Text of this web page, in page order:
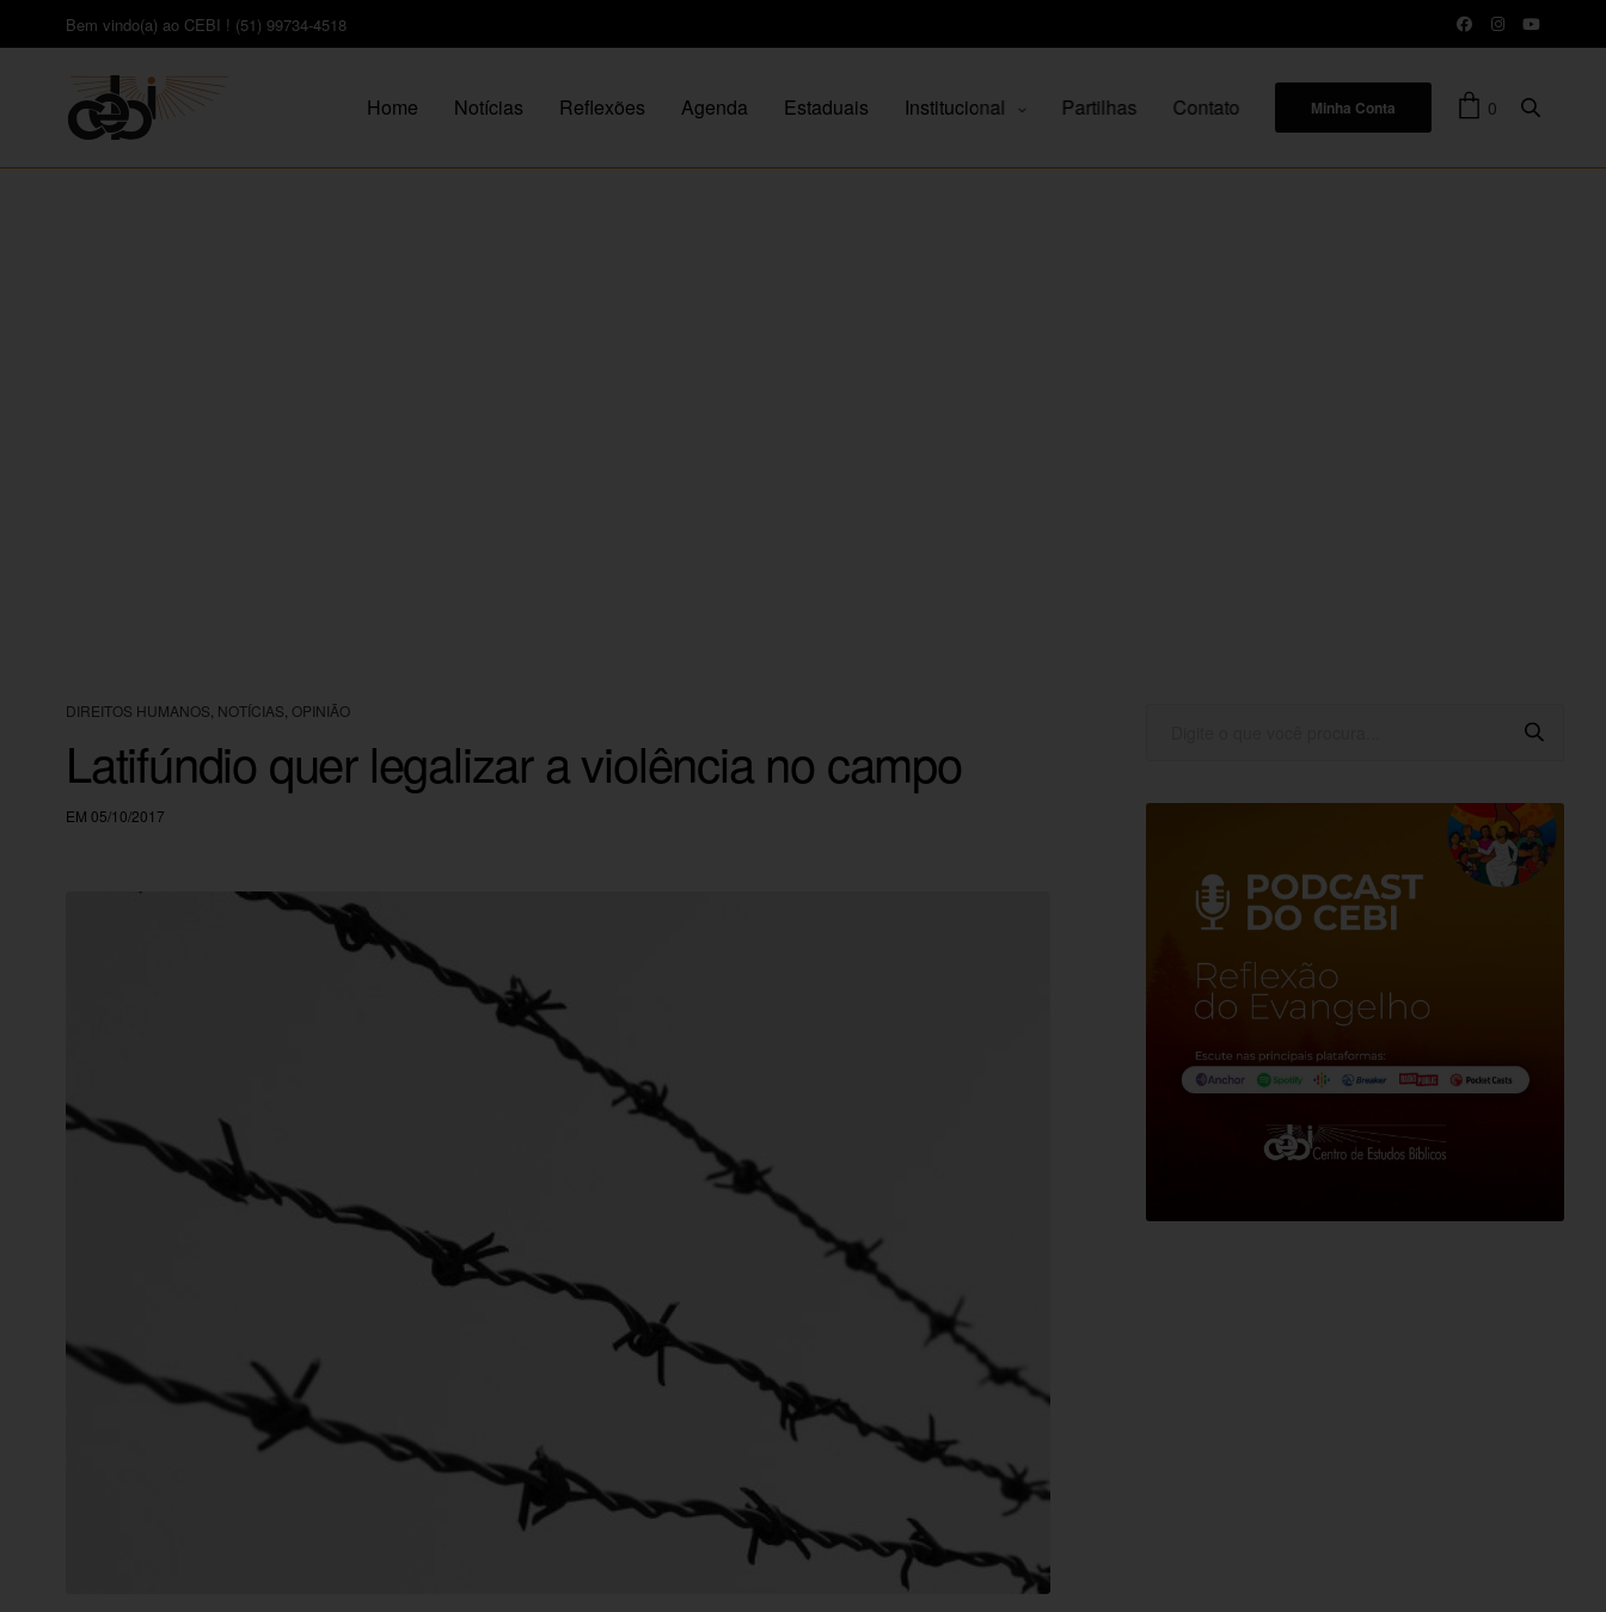
Bem vindo(a) ao CEBI ! (51) 99734-4518
Home Notícias Reflexões Agenda Estaduais Institucional Partilhas Contato Minha Conta 0
DIREITOS HUMANOS NOTÍCIAS OPINIÃO
Latifúndio quer legalizar a violência no campo
EM 05/10/2017